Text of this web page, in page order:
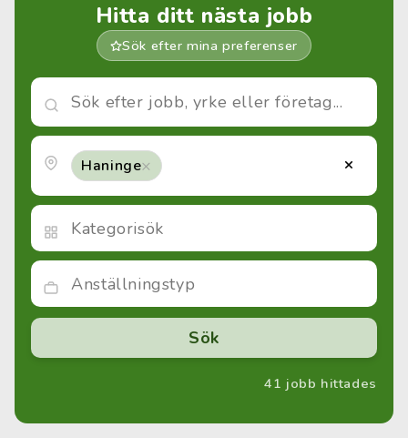
Hitta ditt nästa jobb
Sök efter mina preferenser
×
×
Haninge
41 jobb hittades